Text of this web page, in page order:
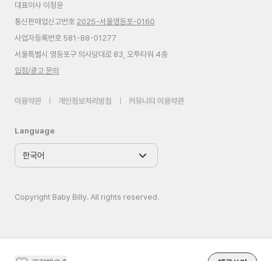
대표이사 이정윤
통신판매업신고번호 2025-서울영등포-0160
사업자등록번호 581-88-01277
서울특별시 영등포구 의사당대로 83, 오투타워 4층
입점/광고 문의
이용약관 개인정보처리방침 커뮤니티 이용약관
Language
Copyright Baby Billy. All rights reserved.